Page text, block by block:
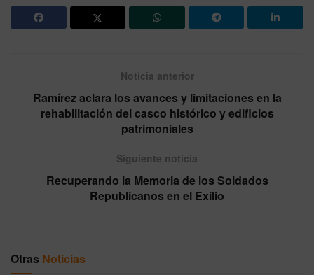
Noticia anterior
Ramírez aclara los avances y limitaciones en la
rehabilitación del casco histórico y edificios
patrimoniales
Siguiente noticia
Recuperando la Memoria de los Soldados
Republicanos en el Exilio
Otras Noticias